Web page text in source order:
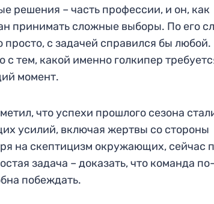
решения – часть профессии, и он, как
принимать сложные выборы. По его
просто, с задачей справился бы любой.
с тем, какой именно голкипер
момент.
что успехи прошлого сезона
усилий, включая жертвы со стороны
на скептицизм окружающих, сейчас
задача – доказать, что команда
побеждать.